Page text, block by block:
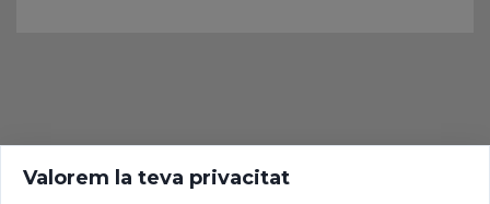
Valorem la teva privacitat